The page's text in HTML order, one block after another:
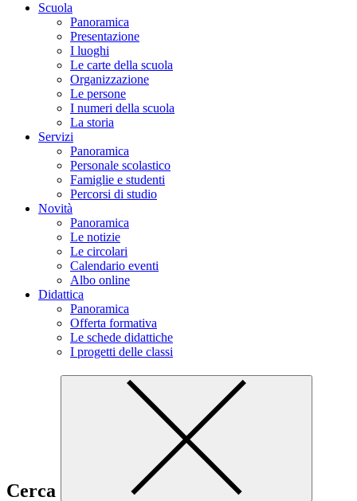
Scuola
Panoramica
Presentazione
I luoghi
Le carte della scuola
Organizzazione
Le persone
I numeri della scuola
La storia
Servizi
Panoramica
Personale scolastico
Famiglie e studenti
Percorsi di studio
Novità
Panoramica
Le notizie
Le circolari
Calendario eventi
Albo online
Didattica
Panoramica
Offerta formativa
Le schede didattiche
I progetti delle classi
Cerca